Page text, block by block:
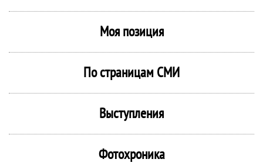
Моя позиция
По страницам СМИ
Выступления
Фотохроника